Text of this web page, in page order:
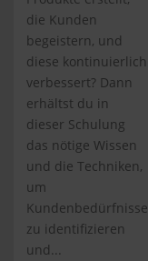
die Kunden
begeistern, und
diese kontinuierlich
verbessert? Dann
erhältst du in
dieser Schulung
das nötige Wissen
und die Techniken,
um
Kundenbedürfnisse
zu identifizieren
und...